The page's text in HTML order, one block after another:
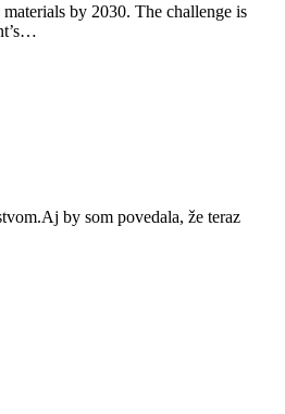
by 2030. The challenge is
by som povedala, že teraz